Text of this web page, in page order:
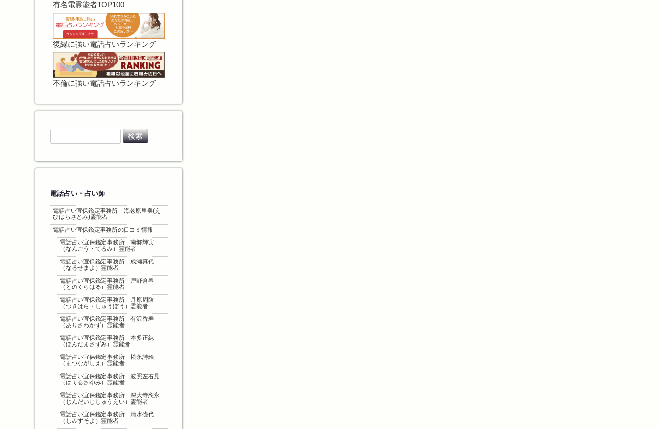
有名電霊能者TOP100
復縁に強い電話占いランキング
不倫に強い電話占いランキング
検
索
電話占い・占い師
電話占い宜保鑑定事務所 海老原里美(え
びはらさとみ)霊能者
電話占い宜保鑑定事務所の口コミ情報
電話占い宜保鑑定事務所 南郷輝実
（なんごう・てるみ）霊能者
電話占い宜保鑑定事務所 成瀬真代
（なるせまよ）霊能者
電話占い宜保鑑定事務所 戸野倉春
（とのくらはる）霊能者
電話占い宜保鑑定事務所 月原周防
（つきはら・しゅうぼう）霊能者
電話占い宜保鑑定事務所 有沢香寿
（ありさわかず）霊能者
電話占い宜保鑑定事務所 本多正純
（ほんだまさずみ）霊能者
電話占い宜保鑑定事務所 松永詩絵
（まつながしえ）霊能者
電話占い宜保鑑定事務所 波照左右見
（はてるさゆみ）霊能者
電話占い宜保鑑定事務所 深大寺愁永
（じんだいじしゅうえい）霊能者
電話占い宜保鑑定事務所 清水礎代
（しみずそよ）霊能者